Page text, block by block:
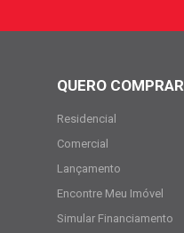
QUERO COMPRAR
Residencial
Comercial
Lançamento
Encontre Meu Imóvel
Simular Financiamento